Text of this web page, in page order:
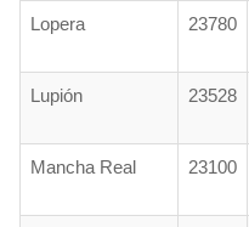
Lopera 23780
Lupión 23528
Mancha Real 23100